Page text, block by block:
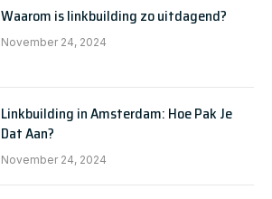
Waarom is linkbuilding zo uitdagend?
November 24, 2024
Linkbuilding in Amsterdam: Hoe Pak Je
Dat Aan?
November 24, 2024